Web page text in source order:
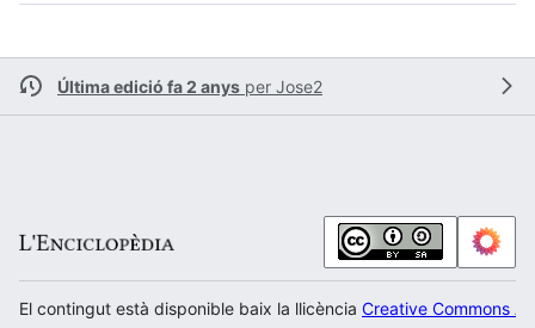
Última edició fa 2 anys per Jose2
El contingut està disponible baix la llicència Creative Commons